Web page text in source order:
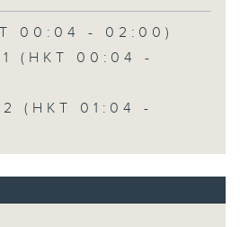
00:04 - 02:00)
1 (HKT 00:04 -
2 (HKT 01:04 -